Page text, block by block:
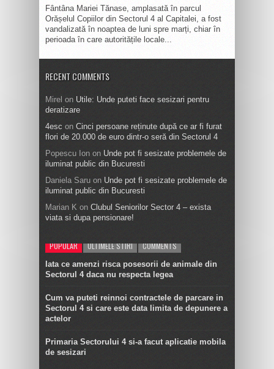
Fântâna Mariei Tănase, amplasată în parcul
Orășelul Copiilor din Sectorul 4 al Capitalei, a fost
vandalizată în noaptea de luni spre marți, chiar în
perioada în care autoritățile locale...
RECENT COMMENTS
Mirel on Utile: Unde puteti face sesizari pentru
deratizare
4esc on Cinci persoane reținute după ce ar fi furat
flori de 20.000 de euro dintr-o seră din Sectorul 4
Popescu Ion on Unde pot fi sesizate problemele de
iluminat public din Bucuresti
Daniela Saru on Unde pot fi sesizate problemele de
iluminat public din Bucuresti
Marian K on Clubul Seniorilor Sector 4 – exista
viata si dupa pensionare!
POPULAR ULTIMELE STIRI COMMENTS
Iata ce amenzi risca posesorii de animale din
Sectorul 4 daca nu respecta legea
Cum va puteti reinnoi contractele de parcare in
Sectorul 4 si care este data limita de depunere a
actelor
Primaria Sectorului 4 si-a facut aplicatie mobila
de sesizari